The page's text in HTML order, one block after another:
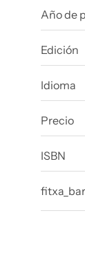
Año de
Edición
Idioma
Precio
ISBN